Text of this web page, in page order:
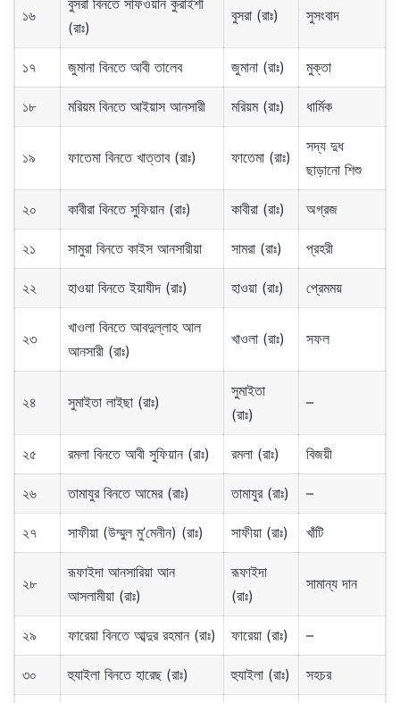
১৬
(রাঃ)
বুসরা (রাঃ) সুসংবাদ
১৭ জুমানা বিনতে আবী তালেব জুমানা (রাঃ) মুক্তা
১৮ মরিয়ম বিনতে আইয়াস আনসারী মরিয়ম (রাঃ) ধার্মিক
১৯ ফাতেমা বিনতে খাত্তাব (রাঃ) ফাতেমা (রাঃ)
সদ্য দুধ
ছাড়ানো শিশু
২০ কাবীরা বিনতে সুফিয়ান (রাঃ) কাবীরা (রাঃ) অগ্রজ
২১ সামুরা বিনতে কাইস আনসারীয়া সামরা (রাঃ) প্রহরী
২২ হাওয়া বিনতে ইয়াযীদ (রাঃ) হাওয়া (রাঃ) প্রেমময়
২৩
খাওলা বিনতে আবদুল্লাহ আল
আনসারী (রাঃ)
খাওলা (রাঃ) সফল
২৪ সুমাইতা লাইছা (রাঃ)
সুমাইতা
(রাঃ)
–
২৫ রমলা বিনতে আবী সুফিয়ান (রাঃ) রমলা (রাঃ) বিজয়ী
২৬ তামাযুর বিনতে আমের (রাঃ) তামাযুর (রাঃ) –
২৭ সাফীয়া (উম্মুল মু’মেনীন) (রাঃ) সাফীয়া (রাঃ) খাঁটি
২৮
রূফাইদা আনসারিয়া আন
আসলামীয়া (রাঃ)
রূফাইদা
(রাঃ)
সামান্য দান
২৯ ফারেয়া বিনতে আব্দুর রহমান (রাঃ) ফারেয়া (রাঃ) –
৩০ হুযাইলা বিনতে হারেছ (রাঃ) হুযাইলা (রাঃ) সহচর